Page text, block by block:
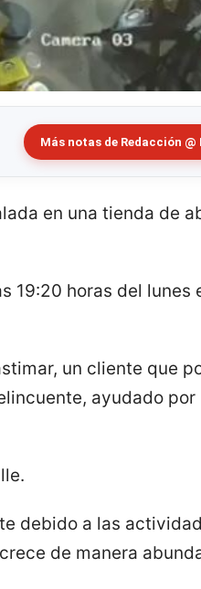
Más notas de Redacción @
en una tienda de
19:20 horas del lunes
un cliente que
ayudado por
debido a las
de manera